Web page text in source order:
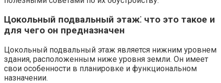
Цокольный подвальный этаж⁚ что это такое и
для чего он предназначен
Цокольный подвальный этаж является нижним уровнем
здания, расположенным ниже уровня земли.​ Он имеет
свои особенности в планировке и функциональном
назначении.